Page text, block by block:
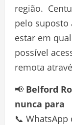
região.
pelo suposto
estar em
possível
remota
📢 Belford
nunca para
📞 WhatsApp